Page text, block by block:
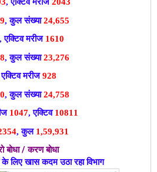
, कुल संख्या24,655
, एक्टिव मरीज 1610
, कुल संख्या23,276
मरीज928
, कुल संख्या24,758
1047, एक्टिव10811
, कुल 1,59,931
बोधा / करण बोधा
के लिए खास कदम उठा रहा विभाग